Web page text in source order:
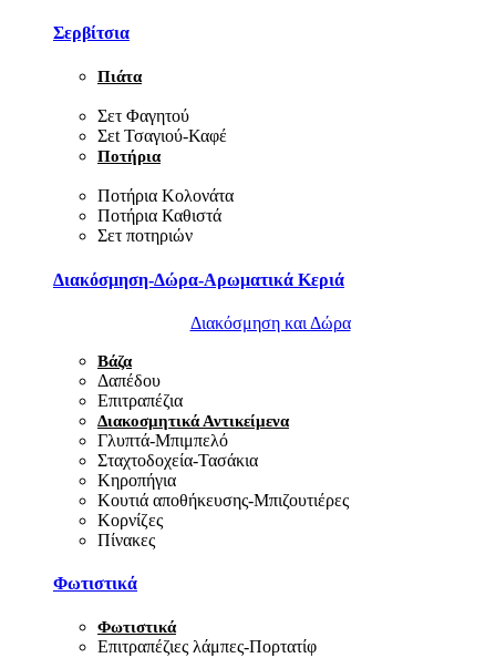
Σερβίτσια
Πιάτα
Σετ Φαγητού
Σεt Τσαγιού-Καφέ
Ποτήρια
Ποτήρια Κολονάτα
Ποτήρια Καθιστά
Σετ ποτηριών
Διακόσμηση-Δώρα-Αρωματικά Κεριά
Διακόσμηση και Δώρα
Βάζα
Δαπέδου
Επιτραπέζια
Διακοσμητικά Αντικείμενα
Γλυπτά-Μπιμπελό
Σταχτοδοχεία-Τασάκια
Κηροπήγια
Κουτιά αποθήκευσης-Μπιζουτιέρες
Κορνίζες
Πίνακες
Φωτιστικά
Φωτιστικά
Επιτραπέζιες λάμπες-Πορτατίφ